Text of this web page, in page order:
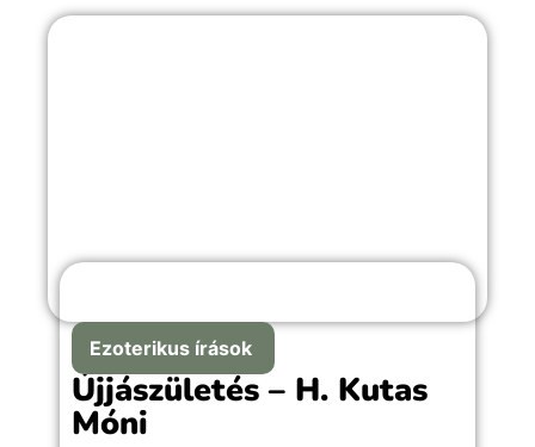
Ezoterikus írások
Újjászületés – H. Kutas
Móni